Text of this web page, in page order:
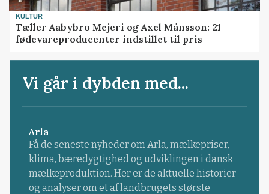
KULTUR
Tæller Aabybro Mejeri og Axel Månsson: 21
fødevareproducenter indstillet til pris
Vi går i dybden med...
Arla
Få de seneste nyheder om Arla, mælkepriser,
klima, bæredygtighed og udviklingen i dansk
mælkeproduktion. Her er de aktuelle historier
og analyser om et af landbrugets største